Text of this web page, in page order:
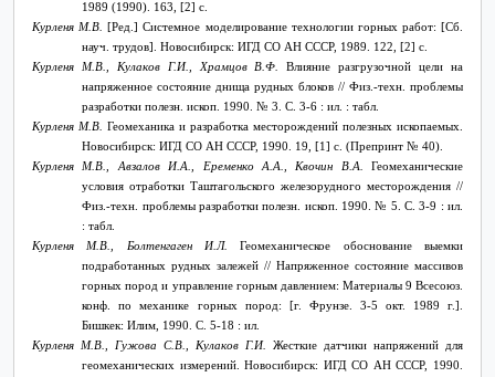
1989 (1990). 163, [2] с.
Курленя М.В. [Ред.] Системное моделирование технологии горных работ: [Сб.
науч. трудов]. Новосибирск: ИГД СО АН СССР, 1989. 122, [2] с.
Курленя М.В., Кулаков Г.И., Храмцов В.Ф.Влияние разгрузочной цели на
напряженное состояние днища рудных блоков //Физ.-техн. проблемы
разработки полезн. ископ. 1990. № 3. С. 3-6 : ил. : табл.
Курленя М.В. Геомеханика и разработка месторождений полезных ископаемых.
Новосибирск: ИГД СО АН СССР, 1990. 19, [1] с. (Препринт № 40).
Курленя М.В., Авзалов И.А., Еременко А.А., Квочин В.А. Геомеханические
условия отработки Таштагольского железорудного месторождения //
Физ.-техн. проблемы разработки полезн. ископ. 1990. № 5. С. 3-9 : ил.
: табл.
Курленя М.В., Болтенгаген И.Л.Геомеханическое обоснование выемки
подработанных рудных залежей // Напряженное состояние массивов
горных пород и управление горным давлением: Материалы 9 Всесоюз.
конф. по механике горных пород: [г. Фрунзе. 3-5 окт. 1989 г.].
Бишкек: Илим, 1990. С. 5-18 : ил.
Курленя М.В., Гужова С.В., Кулаков Г.И. Жесткие датчики напряжений для
геомеханических измерений. Новосибирск: ИГД СО АН СССР, 1990.